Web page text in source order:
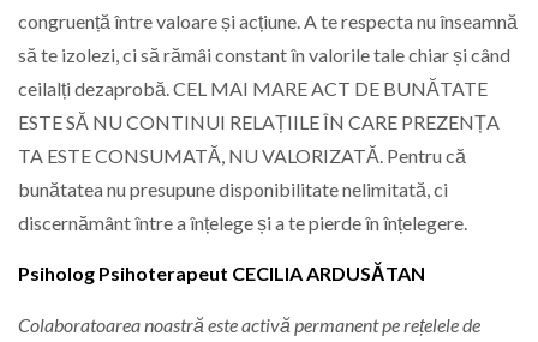
congruență între valoare și acțiune. A te respecta nu înseamnă
să te izolezi, ci să rămâi constant în valorile tale chiar și când
ceilalți dezaprobă. CEL MAI MARE ACT DE BUNĂTATE
ESTE SĂ NU CONTINUI RELAȚIILE ÎN CARE PREZENȚA
TA ESTE CONSUMATĂ, NU VALORIZATĂ. Pentru că
bunătatea nu presupune disponibilitate nelimitată, ci
discernământ între a înțelege și a te pierde în înțelegere.
Psiholog Psihoterapeut CECILIA ARDUSĂTAN
Colaboratoarea noastră este activă permanent pe rețelele de